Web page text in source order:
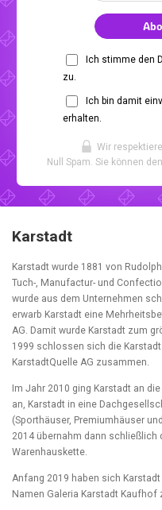
Ich stimme den
zu.
Ich bin damit
erhalten.
Wir
Null Spam. Sie können
Karstadt
Karstadt wurde 1881 von
Tuch-, Manufactur- und
wurde aus dem Unternehmen
erwarb Karstadt eine
AG. Damit wurde Karstadt zum
1999 schlossen sich die
KarstadtQuelle AG zusammen.
Im Jahr 2010 ging Karstadt an
an, Karstadt in eine
(Sporthäuser, Premiumhäuser
2014 übernahm dann schließlich
Warenhauskette.
Anfang 2019 haben sich
Namen Galeria Karstadt